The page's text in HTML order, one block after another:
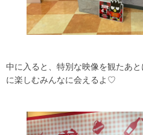
中に入ると、特別な映像を観たあ
に楽しむみんなに会えるよ♡